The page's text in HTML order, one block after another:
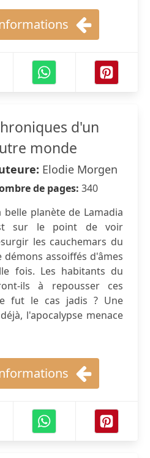
d'un
monde
Elodie Morgen
de pages: 340
belle planète de Lamadia
sur le point de voir
les cauchemars du
assoiffés d'âmes
fois. Les habitants du
ils à repousser ces
fut le cas jadis ? Une
l'apocalypse menace